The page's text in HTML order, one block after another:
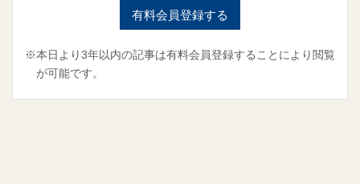
有料会員登録する
※本日より3年以内の記事は有料会員登録することにより閲覧
が可能です。